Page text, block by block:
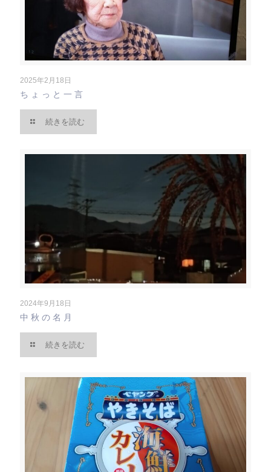
2025年2月18日
ちょっと一言
続きを読む
2024年9月18日
中秋の名月
続きを読む